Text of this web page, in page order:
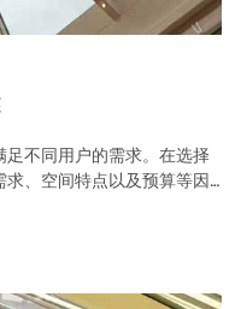
不同用户的需求。在选择
、空间特点以及预算等因